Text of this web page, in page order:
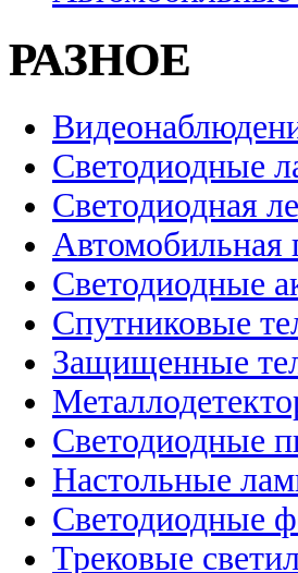
РАЗНОЕ
Светодиодные
Светодиодная
Автомобильная
Светодиодные
Спутниковые
Защищенные
Светодиодные
Настольные
Светодиодные
Трековые